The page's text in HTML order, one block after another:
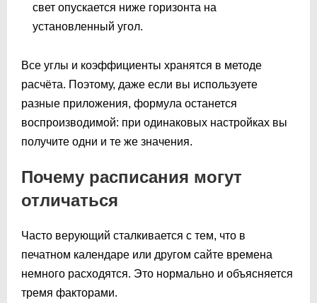
свет опускается ниже горизонта на
установленный угол.
Все углы и коэффициенты хранятся в методе
расчёта. Поэтому, даже если вы используете
разные приложения, формула останется
воспроизводимой: при одинаковых настройках вы
получите одни и те же значения.
Почему расписания могут
отличаться
Часто верующий сталкивается с тем, что в
печатном календаре или другом сайте времена
немного расходятся. Это нормально и объясняется
тремя факторами.